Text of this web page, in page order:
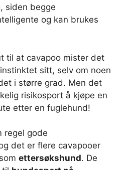
siden begge
og kan brukes
til at cavapoo mister det
sitt, selv om noen
i større grad. Men det
risikosport å kjøpe en
etter en fuglehund!
regel gode
det er flere cavapooer
ettersøkshund. De